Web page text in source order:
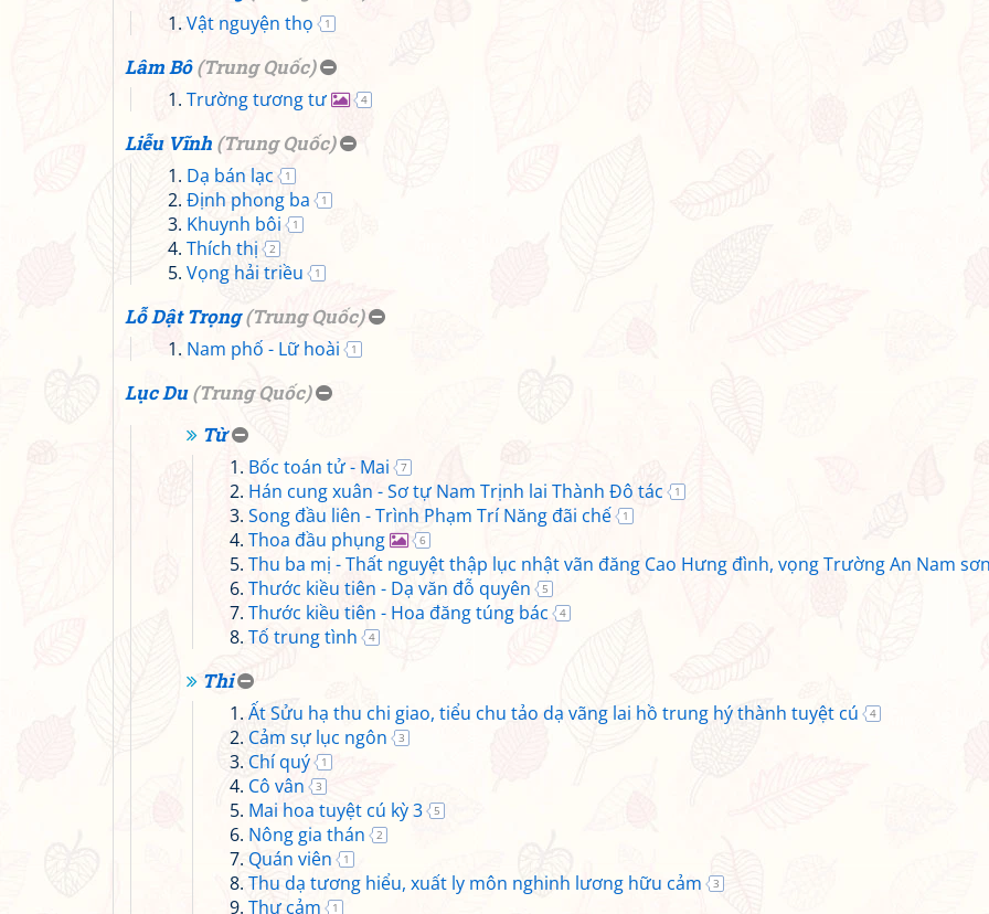
Vật nguyện thọ 1
Lâm Bô (Trung Quốc)
Trường tương tư 4
Liễu Vĩnh (Trung Quốc)
Dạ bán lạc 1
Định phong ba 1
Khuynh bôi 1
Thích thị 2
Vọng hải triều 1
Lỗ Dật Trọng (Trung Quốc)
Nam phố - Lữ hoài 1
Lục Du (Trung Quốc)
Từ
Bốc toán tử - Mai 7
Hán cung xuân - Sơ tự Nam Trịnh lai Thành Đô tác 1
Song đầu liên - Trình Phạm Trí Năng đãi chế 1
Thoa đầu phụng 6
Thu ba mị - Thất nguyệt thập lục nhật vãn đăng Cao Hưng đình, vọng Trường An Nam
Thước kiều tiên - Dạ văn đỗ quyên
5
Thước kiều tiên - Hoa đăng túng bác 4
Tố trung tình 4
Thi
Ất Sửu hạ thu chi giao, tiểu chu tảo dạ vãng lai hồ trung hý thành tuyệt cú 4
Cảm sự lục ngôn 3
Chí quý 1
Cô vân 3
Mai hoa tuyệt cú kỳ 3 5
Nông gia thán 2
Quán viên 1
Thu dạ tương hiểu, xuất ly môn nghinh lương hữu cảm 3
Thư cảm 1